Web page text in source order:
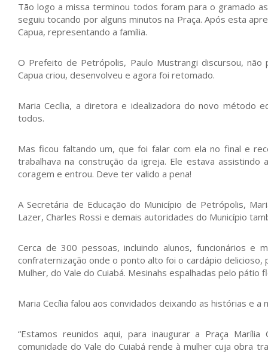
Tão logo a missa terminou todos foram para o gramado
seguiu tocando por alguns minutos na Praça. Após esta
Capua, representando a família.
O Prefeito de Petrópolis, Paulo Mustrangi discursou,
Capua criou, desenvolveu e agora foi retomado.
Maria Cecília, a diretora e idealizadora do novo método
todos.
Mas ficou faltando um, que foi falar com ela no final e
trabalhava na construção da igreja. Ele estava
coragem e entrou. Deve ter valido a pena!
A Secretária de Educação do Município de Petrópolis,
Lazer, Charles Rossi e demais autoridades do Município
Cerca de 300 pessoas, incluindo alunos, funcionários e
confraternização onde o ponto alto foi o cardápio delicioso,
Mulher, do Vale do Cuiabá. Mesinahs espalhadas pelo
Maria Cecília falou aos convidados deixando as histórias e a
“Estamos reunidos aqui, para inaugurar a Praça
comunidade do Vale do Cuiabá rende à mulher cuja obra